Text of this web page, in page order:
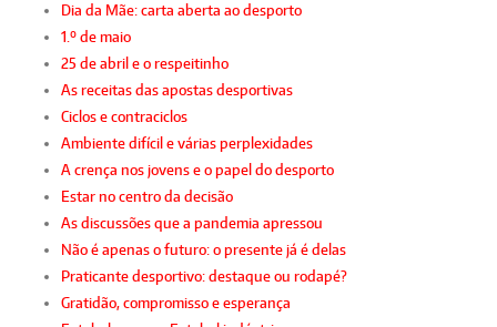
Dia da Mãe: carta aberta ao desporto
1.º de maio
25 de abril e o respeitinho
As receitas das apostas desportivas
Ciclos e contraciclos
Ambiente difícil e várias perplexidades
A crença nos jovens e o papel do desporto
Estar no centro da decisão
As discussões que a pandemia apressou
Não é apenas o futuro: o presente já é delas
Praticante desportivo: destaque ou rodapé?
Gratidão, compromisso e esperança